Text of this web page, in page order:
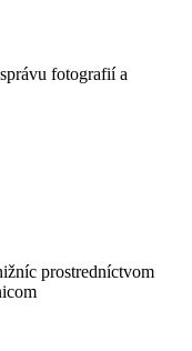
fotografií a
prostredníctvom